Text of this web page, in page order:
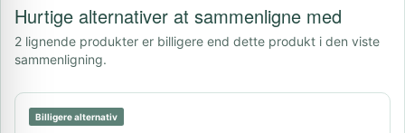
Hurtige alternativer at sammenligne med
2 lignende produkter er billigere end dette produkt i den viste
sammenligning.
Billigere alternativ